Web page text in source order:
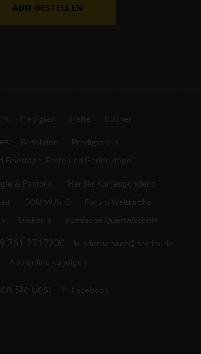
ABO BESTELLEN
Predigten Hefte Bücher
Redaktion
Predigtpreis
Feiertage, Feste und Gedenktage
& Pastoral
Herder Korrespondenz
COMMUNIO
Forum Weltkirche
Diakonia Römische Quartalschrift
761 2717200
kundenservice@herder.de
Abo online kündigen
Sie uns: Facebook